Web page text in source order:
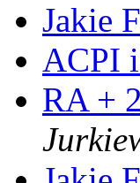
Jakie
ACPI
RA +